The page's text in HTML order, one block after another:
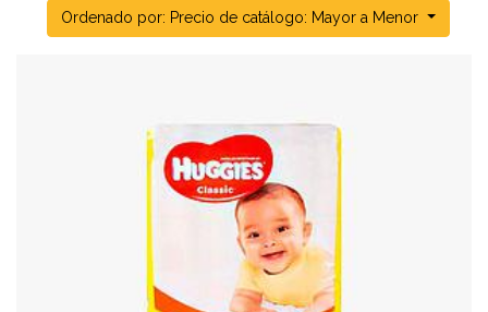
Ordenado por: Precio de catálogo: Mayor a Menor